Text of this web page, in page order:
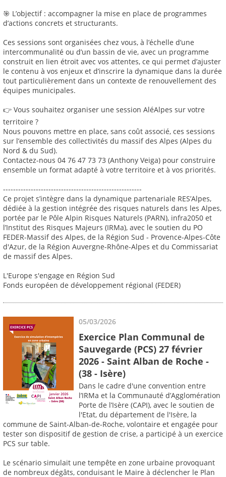
🎯 L’objectif : accompagner la mise en place de programmes
d’actions concrets et structurants.
Ces sessions sont organisées chez vous, à l’échelle d’une
intercommunalité ou d’un bassin de vie, avec un programme
construit en lien étroit avec vos attentes, ce qui permet d’ajuster
le contenu à vos enjeux et d’inscrire la dynamique dans la durée
tout particulièrement dans un contexte de renouvellement des
équipes municipales.
👉 Vous souhaitez organiser une session AléAlpes sur votre
territoire ?
Nous pouvons mettre en place, sans coût associé, ces sessions
sur l’ensemble des collectivités du massif des Alpes (Alpes du
Nord & du Sud).
Contactez-nous 04 76 47 73 73 (Anthony Veiga) pour construire
ensemble un format adapté à votre territoire et à vos priorités.
-------------------------------------------------------
Ce projet s’intègre dans la dynamique partenariale RES’Alpes,
dédiée à la gestion intégrée des risques naturels dans les Alpes,
portée par le Pôle Alpin Risques Naturels (PARN), infra2050 et
l’Institut des Risques Majeurs (IRMa), avec le soutien du PO
FEDER-Massif des Alpes, de la Région Sud - Provence-Alpes-Côte
d'Azur, de la Région Auvergne-Rhône-Alpes et du Commissariat
de massif des Alpes.
L'Europe s'engage en Région Sud
Fonds européen de développement régional (FEDER)
05/03/2026
Exercice Plan Communal de
Sauvegarde (PCS) 27 février
2026 - Saint Alban de Roche -
(38 - Isère)
Dans le cadre d'une convention entre
l’IRMa et la Communauté d’Agglomération
Porte de l’Isère (CAPI), avec le soutien de
l'Etat, du département de l'Isère, la
commune de Saint-Alban-de-Roche, volontaire et engagée pour
tester son dispositif de gestion de crise, a participé à un exercice
PCS sur table.
Le scénario simulait une tempête en zone urbaine provoquant
de nombreux dégâts, conduisant le Maire à déclencher le Plan